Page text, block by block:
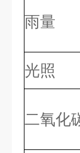
雨量
光照
二氧化